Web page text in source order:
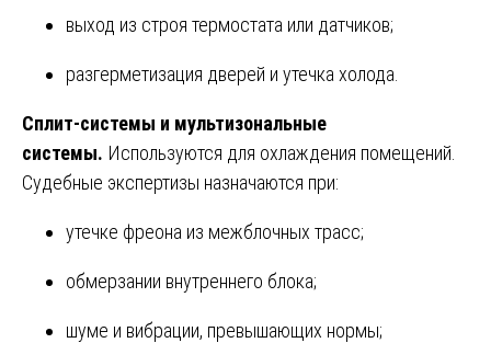
выход из строя термостата или датчиков;
разгерметизация дверей и утечка холода.
Сплит-системы и мультизональные
системы. Используются для охлаждения помещений.
Судебные экспертизы назначаются при:
утечке фреона из межблочных трасс;
обмерзании внутреннего блока;
шуме и вибрации, превышающих нормы;